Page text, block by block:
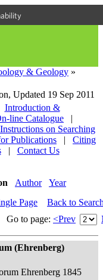
& Geology »
Updated 19 Sep 2011
Introduction &
line Catalogue
|
Instructions on Searching
Publications |
Citing
| Contact Us
Author Year
Page
Back to
Go to page: <Prev
(Ehrenberg)
Ehrenberg 1845